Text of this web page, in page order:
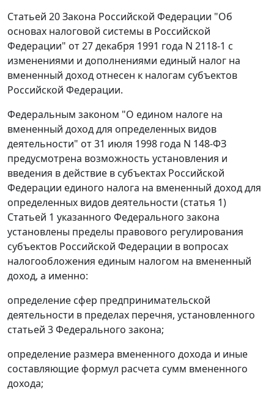
Статьей 20Закона Российской Федерации "Об
основах налоговой системы в Российской
Федерации" от 27 декабря 1991 года N 2118-1 с
изменениями и дополнениями единый налог на
вмененный доход отнесен к налогам субъектов
Российской Федерации.
Федеральным законом "О едином налоге на
вмененный доход для определенных видов
деятельности" от 31 июля 1998 года N 148-ФЗ
предусмотрена возможность установления и
введения в действие в субъектах Российской
Федерации единого налога на вмененный доход для
определенных видов деятельности (статья 1)
Статьей 1 указанного Федерального закона
установлены пределы правового регулирования
субъектов Российской Федерации в вопросах
налогообложения единым налогом на вмененный
доход, а именно:
определение сфер предпринимательской
деятельности в пределах перечня, установленного
статьей 3Федерального закона;
определение размера вмененного дохода и иные
составляющие формул расчета сумм вмененного
дохода;